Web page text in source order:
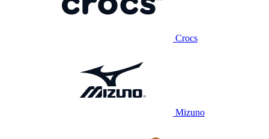
Crocs
Mizuno